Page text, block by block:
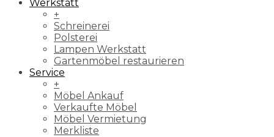
Werkstatt
+
Schreinerei
Polsterei
Lampen Werkstatt
Gartenmöbel restaurieren
Service
+
Möbel Ankauf
Verkaufte Möbel
Möbel Vermietung
Merkliste